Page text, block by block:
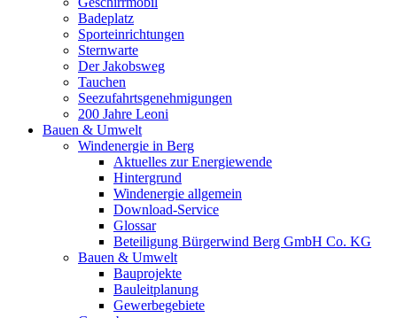
Badeplatz
Sporteinrichtungen
Sternwarte
Der Jakobsweg
Tauchen
Seezufahrtsgenehmigungen
200 Jahre Leoni
Bauen & Umwelt
Windenergie in Berg
Aktuelles zur Energiewende
Hintergrund
Windenergie allgemein
Download-Service
Glossar
Beteiligung Bürgerwind Berg GmbH Co. KG
Bauen & Umwelt
Bauprojekte
Bauleitplanung
Gewerbegebiete